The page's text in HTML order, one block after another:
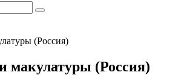
(Россия)
макулатуры (Россия)